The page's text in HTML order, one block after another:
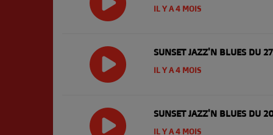
IL Y A 4 MOIS
SUNSET JAZZ'N BLUES DU
IL Y A 4 MOIS
SUNSET JAZZ'N BLUES DU
IL Y A 4 MOIS